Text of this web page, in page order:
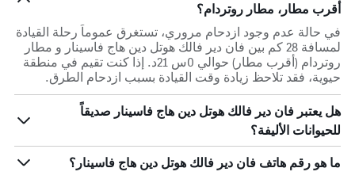
أقرب مطار، مطار روتردام؟
في حالة عدم وجود ازدحام مروري، تستغرق عموماً رحلة القيادة
لمسافة 28 كم بين فان دير فالك هوتل دين هاج فاسينار و مطار
روتردام (أقرب مطار) حوالي 0س 21د. إذا كنت تقيم في منطقة
حيوية، فقد تلاحظ زيادة وقت القيادة بسبب ازدحام الطرق.
هل يعتبر فان دير فالك هوتل دين هاج فاسينار صديقاً
للحيوانات الأليفة؟
ما هو رقم هاتف فان دير فالك هوتل دين هاج فاسينار؟